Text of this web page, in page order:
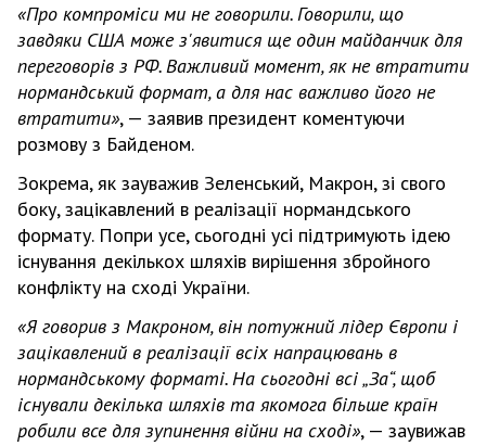
«Про компроміси ми не говорили. Говорили, що
завдяки США може з'явитися ще один майданчик для
переговорів з РФ. Важливий момент, як не втратити
нормандський формат, а для нас важливо його не
втратити», — заявив президент коментуючи
розмову з Байденом.
Зокрема, як зауважив Зеленський, Макрон, зі свого
боку, зацікавлений в реалізації нормандського
формату. Попри усе, сьогодні усі підтримують ідею
існування декількох шляхів вирішення збройного
конфлікту на сході України.
«Я говорив з Макроном, він потужний лідер Європи і
зацікавлений в реалізації всіх напрацювань в
нормандському форматі. На сьогодні всі „За“, щоб
існували декілька шляхів та якомога більше країн
робили все для зупинення війни на сході», — заувижав